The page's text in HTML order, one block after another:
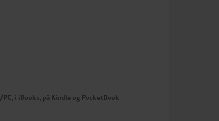
i iBooks, på Kindle og PocketBook